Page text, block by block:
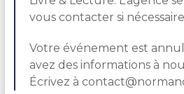
vous contacter si
Votre événement est
avez des informations à
Écrivez à